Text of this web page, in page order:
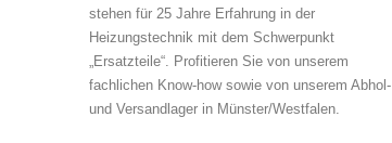
stehen für 25 Jahre Erfahrung in der
Heizungstechnik mit dem Schwerpunkt
„Ersatzteile“. Profitieren Sie von unserem
fachlichen Know-how sowie von unserem Abhol-
und Versandlager in Münster/Westfalen.